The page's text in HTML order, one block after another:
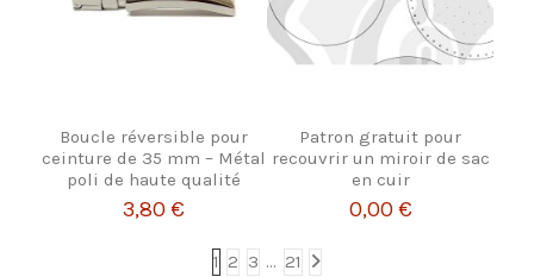
Boucle réversible pour
ceinture de 35 mm – Métal
poli de haute qualité
3,80 €
Patron gratuit pour
recouvrir un miroir de sac
en cuir
0,00 €
1 2 3 … 21